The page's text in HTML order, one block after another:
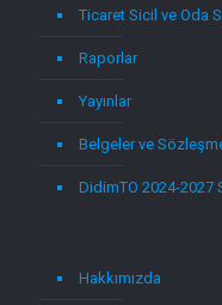
Ticaret Sicil ve Oda
Raporlar
Yayınlar
Belgeler ve
DidimTO 2024-2027
Hakkımızda